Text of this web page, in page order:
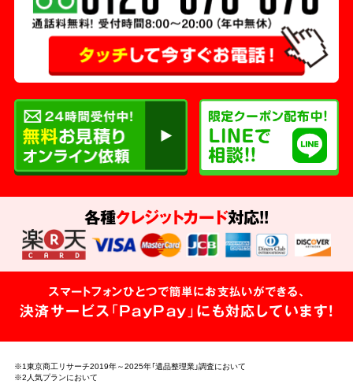
各種クレジットカード対応!!
スマートフォンひとつで簡単にお支払いができる、
決済サービス「PayPay」にも対応しています!
※1東京商工リサーチ2019年～2025年「遺品整理業」調査において
※2人気プランにおいて